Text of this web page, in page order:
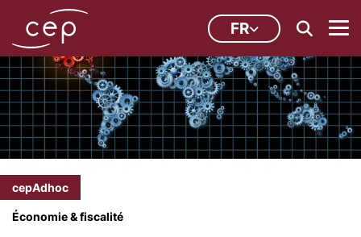
FR
cepAdhoc
Économie & fiscalité